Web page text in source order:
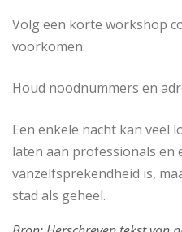
Volg een korte workshop
voorkomen.
Houd noodnummers en
Een enkele nacht kan veel
laten aan professionals en
vanzelfsprekendheid is,
stad als geheel.